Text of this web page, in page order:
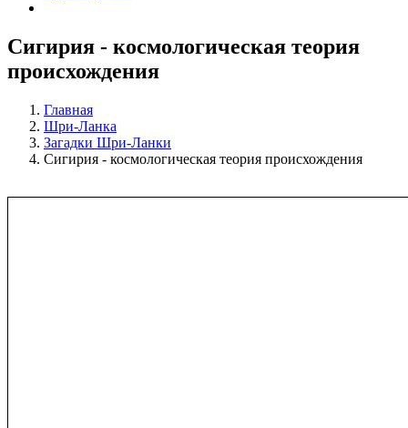
Сигирия - космологическая теория
происхождения
Главная
Шри-Ланка
Загадки Шри-Ланки
Сигирия - космологическая теория происхождения